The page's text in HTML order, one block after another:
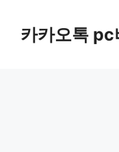
카카오톡 pc